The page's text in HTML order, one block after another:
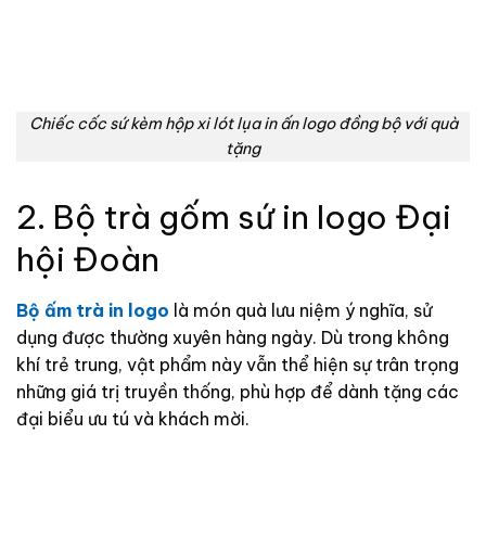
Chiếc cốc sứ kèm hộp xi lót lụa in ấn logo đồng bộ với quà
tặng
2. Bộ trà gốm sứ in logo Đại
hội Đoàn
Bộ ấm trà in logo là món quà lưu niệm ý nghĩa, sử
dụng được thường xuyên hàng ngày. Dù trong không
khí trẻ trung, vật phẩm này vẫn thể hiện sự trân trọng
những giá trị truyền thống, phù hợp để dành tặng các
đại biểu ưu tú và khách mời.